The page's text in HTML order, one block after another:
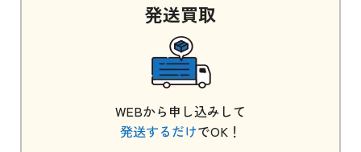
発送買取
WEBから申し込みして
発送するだけでOK！